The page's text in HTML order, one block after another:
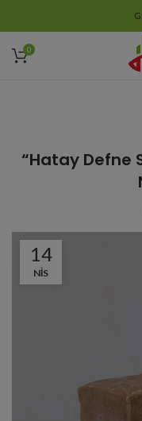
0
“Hatay Defne
14
NIS